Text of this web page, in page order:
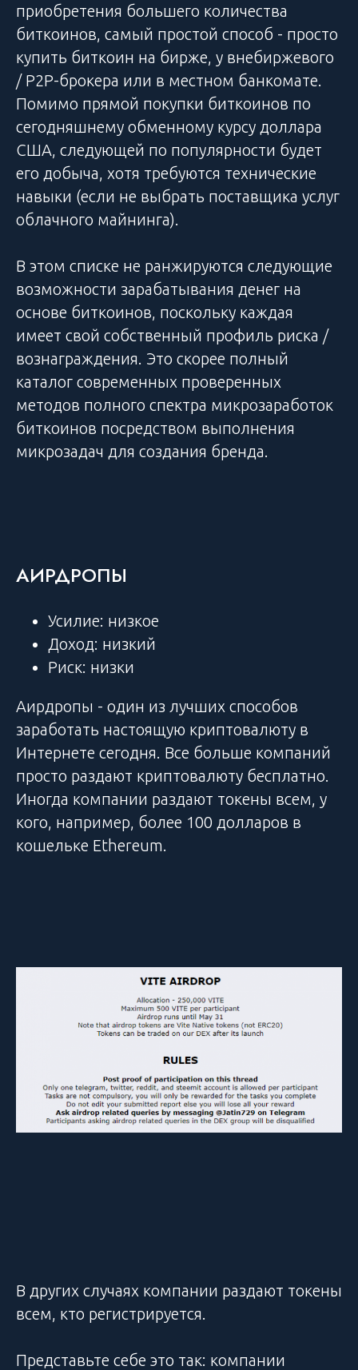
приобретения большего количества
биткоинов, самый простой способ - просто
купить биткоин на бирже, у внебиржевого
/ P2P-брокера или в местном банкомате.
Помимо прямой покупки биткоинов по
сегодняшнему обменному курсу доллара
США, следующей по популярности будет
его добыча, хотя требуются технические
навыки (если не выбрать поставщика услуг
облачного майнинга).
В этом списке не ранжируются следующие
возможности зарабатывания денег на
основе биткоинов, поскольку каждая
имеет свой собственный профиль риска /
вознаграждения. Это скорее полный
каталог современных проверенных
методов полного спектра микрозаработок
биткоинов посредством выполнения
микрозадач для создания бренда.
АИРДРОПЫ
Усилие: низкое
Доход: низкий
Риск: низки
Аирдропы - один из лучших способов
заработать настоящую криптовалюту в
Интернете сегодня. Все больше компаний
просто раздают криптовалюту бесплатно.
Иногда компании раздают токены всем, у
кого, например, более 100 долларов в
кошельке Ethereum.
В других случаях компании раздают токены
всем, кто регистрируется.
Представьте себе это так: компании